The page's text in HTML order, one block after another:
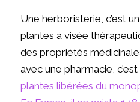
Une herboristerie, c’est
plantes à visée
des propriétés
avec une pharmacie, c’est
plantes libérées du